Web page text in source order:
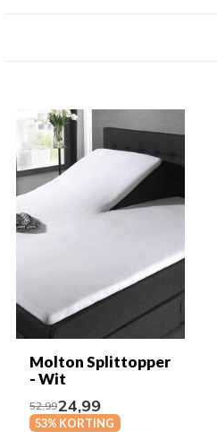
Molton Splittopper
- Wit
52,9924,99
53% KORTING